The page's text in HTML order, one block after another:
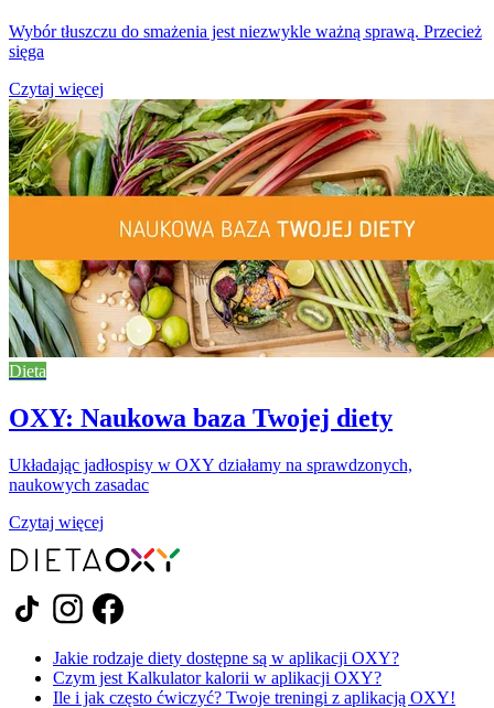
Wybór tłuszczu do smażenia jest niezwykle ważną sprawą. Przecież
sięga
Czytaj więcej
Dieta
OXY: Naukowa baza Twojej diety
Układając jadłospisy w OXY działamy na sprawdzonych,
naukowych zasadac
Czytaj więcej
Jakie rodzaje diety dostępne są w aplikacji OXY?
Czym jest Kalkulator kalorii w aplikacji OXY?
Ile i jak często ćwiczyć? Twoje treningi z aplikacją OXY!